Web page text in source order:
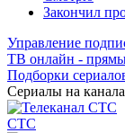
Закончил
Управление
ТВ онлайн -
Подборки
Сериалы на
СТС